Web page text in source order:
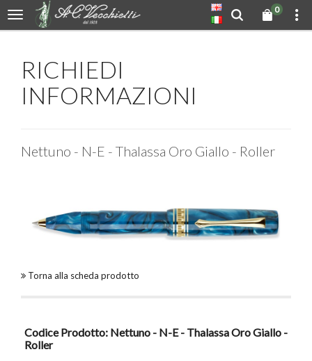
0
RICHIEDI
INFORMAZIONI
Nettuno - N-E - Thalassa Oro Giallo - Roller
Torna alla scheda prodotto
Codice Prodotto: Nettuno - N-E - Thalassa Oro Giallo -
Roller